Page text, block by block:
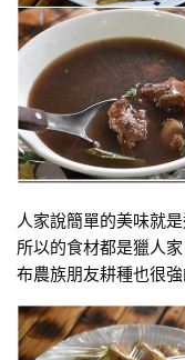
人家說簡單的美味就
所以的食材都是獵人
布農族朋友耕種也很強